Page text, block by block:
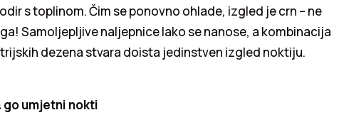
s toplinom. Čim se ponovno ohlade, izgled je crn – ne
Samoljepljive naljepnice lako se nanose, a kombinacija
dezena stvara doista jedinstven izgled noktiju.
umjetni nokti